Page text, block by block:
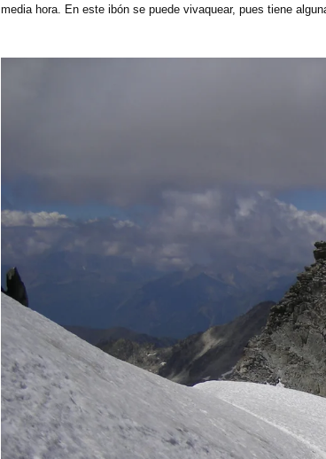
media hora. En este ibón se puede vivaquear, pues tiene